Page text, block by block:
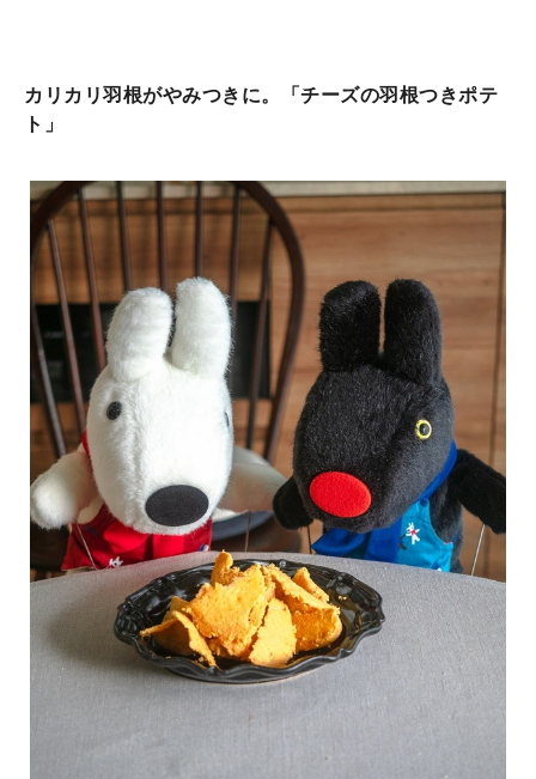
カリカリ羽根がやみつきに。「チーズの羽根つきポテ
ト」